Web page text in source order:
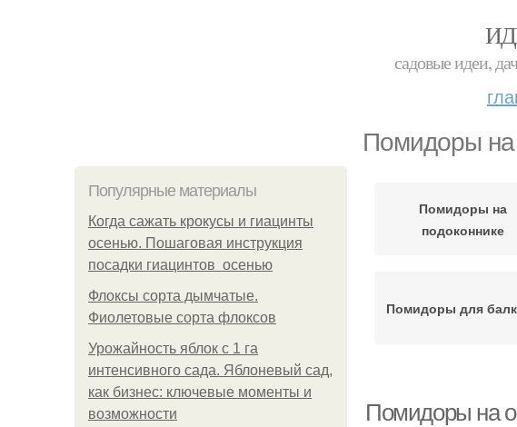
садовые идеи,
Помидоры на
Популярные материалы
Когда сажать крокусы и гиацинты
осенью. Пошаговая инструкция
посадки гиацинтов осенью
Флоксы сорта дымчатые.
Фиолетовые сорта флоксов
Урожайность яблок с 1 га
интенсивного сада. Яблоневый сад,
как бизнес: ключевые моменты и
возможности
Помидоры на
подоконнике
Помидоры для
Помидоры на